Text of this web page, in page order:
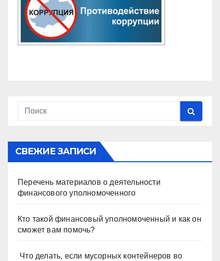
СВЕЖИЕ ЗАПИСИ
Перечень материалов о деятельности
финансового уполномоченного
Кто такой финансовый уполномоченный и как он
сможет вам помочь?
Что делать, если мусорных контейнеров во